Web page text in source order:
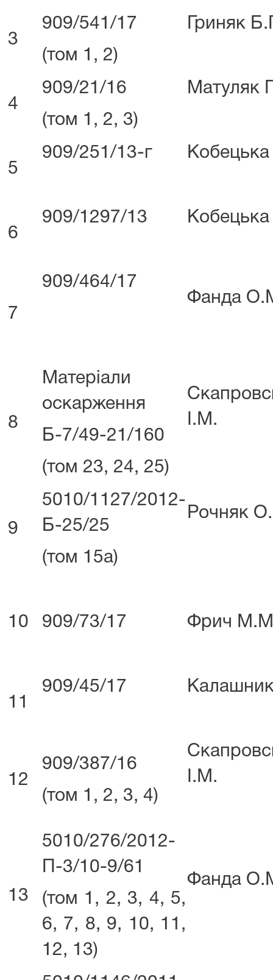
3
909/541/17
(том 1, 2)
Гриняк
4
909/21/16
(том 1, 2, 3)
Матуляк
5
909/251/13-г
6
909/1297/13
7
909/464/17
Фанда
8
Матеріали
оскарження
Б-7/49-21/160
(том 23, 24, 25)
І.М.
9
5010/1127/2012-
Б-25/25
(том 15а)
Рочняк
10 909/73/17 Фрич
11
909/45/17
12
909/387/16
(том 1, 2, 3, 4)
І.М.
13
5010/276/2012-
П-3/10-9/61
(том 1, 2, 3, 4, 5,
6, 7, 8, 9, 10, 11,
12, 13)
Фанда